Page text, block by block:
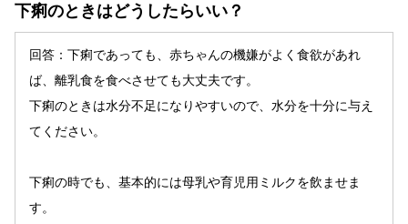
下痢のときはどうしたらいい？
回答：下痢であっても、赤ちゃんの機嫌がよく食欲があれ
ば、離乳食を食べさせても大丈夫です。
下痢のときは水分不足になりやすいので、水分を十分に与え
てください。
下痢の時でも、基本的には母乳や育児用ミルクを飲ませま
す。